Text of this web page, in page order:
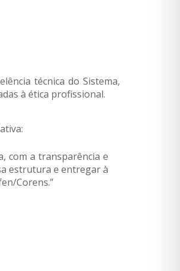
técnica do Sistema,
à ética profissional.
com a transparência e
estrutura e entregar à
Corens.”